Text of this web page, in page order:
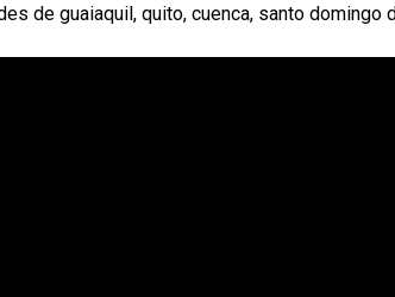
de guaiaquil, quito, cuenca, santo domingo